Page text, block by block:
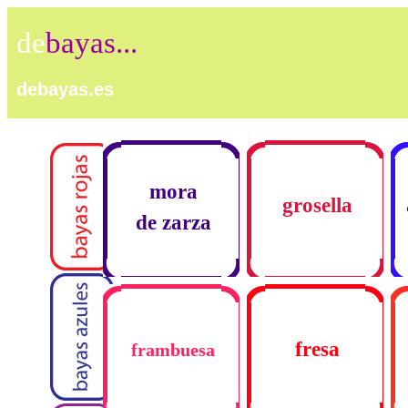
debayas...
debayas.es•
•
•
•
mora
de zarza
•
•
•
•
•
•
•
•
grosella
•
•
•
•
• •
frambuesa
• •• •
fresa
• •